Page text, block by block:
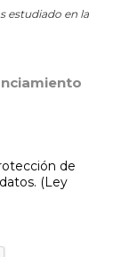
estudiado en la
de
(Ley